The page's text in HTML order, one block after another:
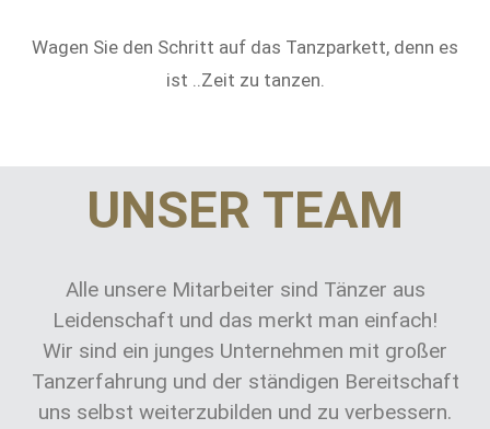
Wagen Sie den Schritt auf das Tanzparkett, denn es
ist ..Zeit zu tanzen.
UNSER TEAM
Alle unsere Mitarbeiter sind Tänzer aus
Leidenschaft und das merkt man einfach!
Wir sind ein junges Unternehmen mit großer
Tanzerfahrung und der ständigen Bereitschaft
uns selbst weiterzubilden und zu verbessern.